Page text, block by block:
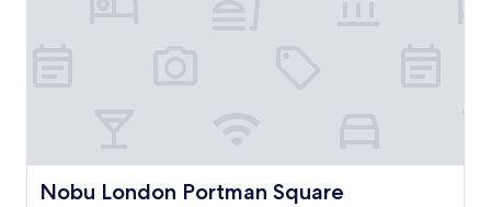
Nobu London Portman Square
Nobu London Portman Square